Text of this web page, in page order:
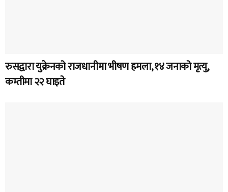
रुसद्वारा युक्रेनको राजधानीमा भीषण हमला, १४ जनाको मृत्यु,
कम्तीमा २२ घाइते